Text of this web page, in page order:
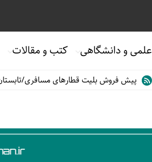
علمی و دانشگاهی کتب و مقالات
پیش فروش بلیت قطارهای مسافری/تابستان۱۴۰۵